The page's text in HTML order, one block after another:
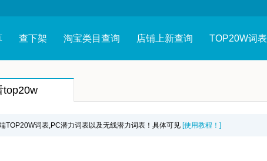
查下架 淘宝类目查询 店铺上新查询 TOP20W词表
top20w
词表,PC潜力词表以及无线潜力词表！具体可见 [使用教程！]